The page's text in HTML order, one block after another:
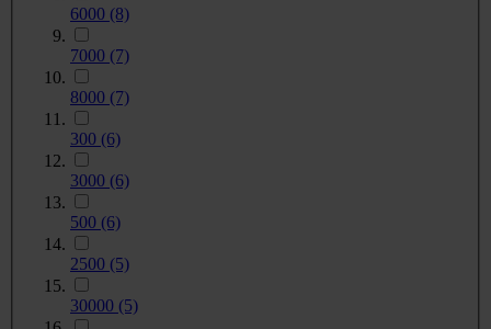
6000 (8)
7000 (7)
8000 (7)
300 (6)
3000 (6)
500 (6)
2500 (5)
30000 (5)